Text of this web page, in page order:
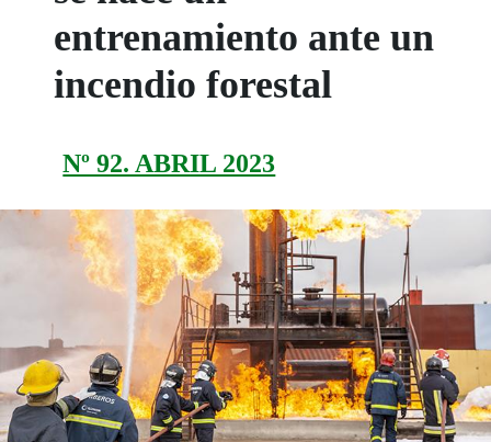
entrenamiento ante un
incendio forestal
Nº 92. ABRIL 2023